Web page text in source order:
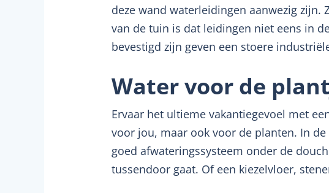
deze wand waterleidingen aanwezig
van de tuin is dat leidingen niet eens in
bevestigd zijn geven een stoere
Water voor de
Ervaar het ultieme vakantiegevoel met
voor jou, maar ook voor de planten. In
goed afwateringssysteem onder de
tussendoor gaat. Of een kiezelvloer,